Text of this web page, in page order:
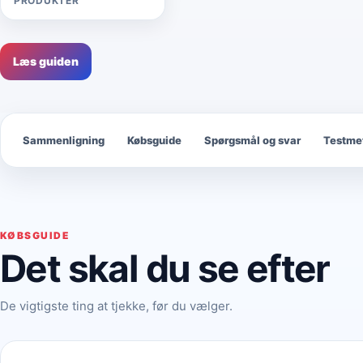
Læs guiden
Sammenligning Købsguide Spørgsmål og svar
KØBSGUIDE
Det skal du se efter
De vigtigste ting at tjekke, før du vælger.